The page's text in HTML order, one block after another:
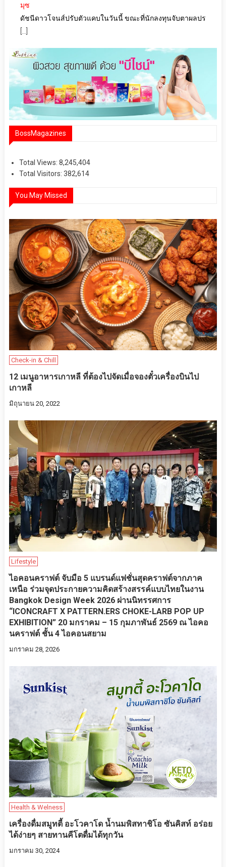
มุซ
ดัชนีดาวโจนส์ปรับตัวแคบในวันนี้ ขณะที่นักลงทุนจับตาผลปร
BossMagazines
Total Views: 8,245,404
Total Visitors: 382,614
You May Missed
Check-in & Chill
12 เมนูอาหารเกาหลี ที่ต้องไปจัดเมื่อจองตั๋วเครื่องบินไป
เกาหลี
มิถุนายน 20, 2022
Lifestyle
ไอคอนคราฟต์ จับมือ 5 แบรนด์แฟชั่นสุดคราฟต์จากภาค
เหนือ ร่วมจุดประกายความคิดสร้างสรรค์แบบไทยในงาน
Bangkok Design Week 2026 ผ่านนิทรรศการ
“ICONCRAFT X PATTERN.ERS CHOKE-LARB POP UP
EXHIBITION” 20 มกราคม – 15 กุมภาพันธ์ 2569 ณ ไอคอ
นคราฟต์ ชั้น 4 ไอคอนสยาม
มกราคม 28, 2026
Health & Welness
เครื่องดื่มสมูทตี้ อะโวคาโด น้ำนมพิสทาชิโอ ซันคิสท์ อร่อย
ได้ง่ายๆ สายทานคีโตดื่มได้ทุกวัน
มกราคม 30, 2024